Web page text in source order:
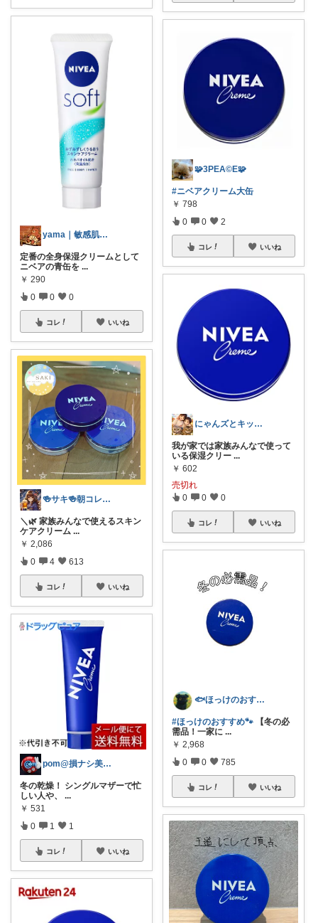
yama｜敏感肌を救うスキンケアオタク
定番の全身保湿クリームとして
ニベアの青缶を ...
￥ 290
0 0 0
コレ いいね
🍻サキ🍻朝コレ☀️9日お休み💤
＼🌿 家族みんなで使えるスキン
ケアクリーム ...
￥ 2,086
0 4 613
コレ いいね
pom@損ナシ美容でQOLを上げるママ
冬の乾燥！ シングルマザーで忙
しい人や、
...
￥ 531
0 1 1
コレ いいね
🧩3PEA©️E🧩
#ニベアクリーム大缶
￥ 798
0 0 2
コレ いいね
にゃんズとキッズの毎日
我が家では家族みんなで使って
いる保湿クリー ...
￥ 602
売切れ
0 0 0
コレ いいね
🐟ほっけのおすすめ＠朝コレ派🐾
#ほっけのおすすめ🐾 【冬の必
需品！一家に ...
￥ 2,968
0 0 785
コレ いいね